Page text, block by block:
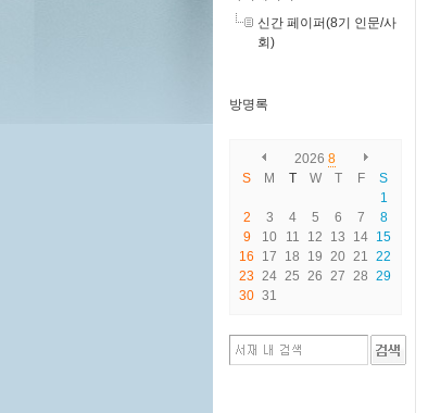
신간 페이퍼(8기 인문/사
회)
방명록
2026 8
S
M T W T F
S
1
2
3 4 5 6 7
8
9
10 11 12 13 14 15
16
17 18 19 20 21 22
23 24 25 26 27 28 29
30 31